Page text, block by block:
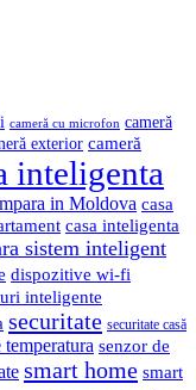
cameră cu microfon cameră
exterior cameră
inteligenta
in Moldova casa
casa inteligenta
sistem inteligent
dispozitive wi-fi
inteligente
securitate securitate casă
temperatura senzor de
smart home smart